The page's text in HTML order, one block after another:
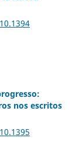
nos escritos